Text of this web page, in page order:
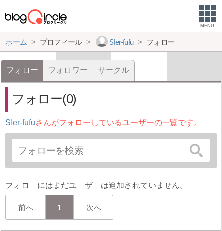
MENU
ホーム プロフィール SIer-fufu フォロー
フォロー フォロワー サークル
フォロー(0)
SIer-fufuさんがフォローしているユーザーの一覧です。
フォローにはまだユーザーは追加されていません。
前へ 1 次へ